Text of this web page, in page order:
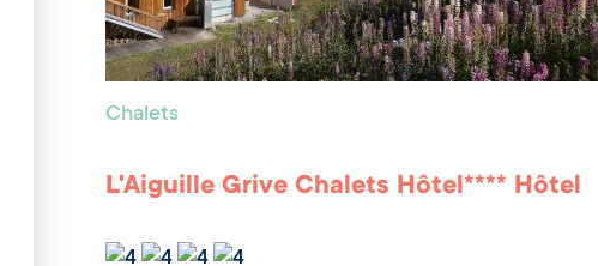
Chalets
L'Aiguille Grive Chalets Hôtel**** Hôtel